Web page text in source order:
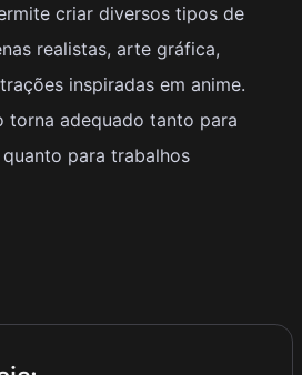
criar diversos tipos de
realistas, arte gráfica,
inspiradas em anime.
torna adequado tanto para
para trabalhos